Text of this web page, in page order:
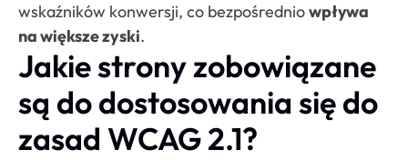
wskaźników konwersji, co bezpośredniowpływa
na większe zyski.
Jakie strony zobowiązane
są do dostosowania się do
zasad WCAG 2.1?